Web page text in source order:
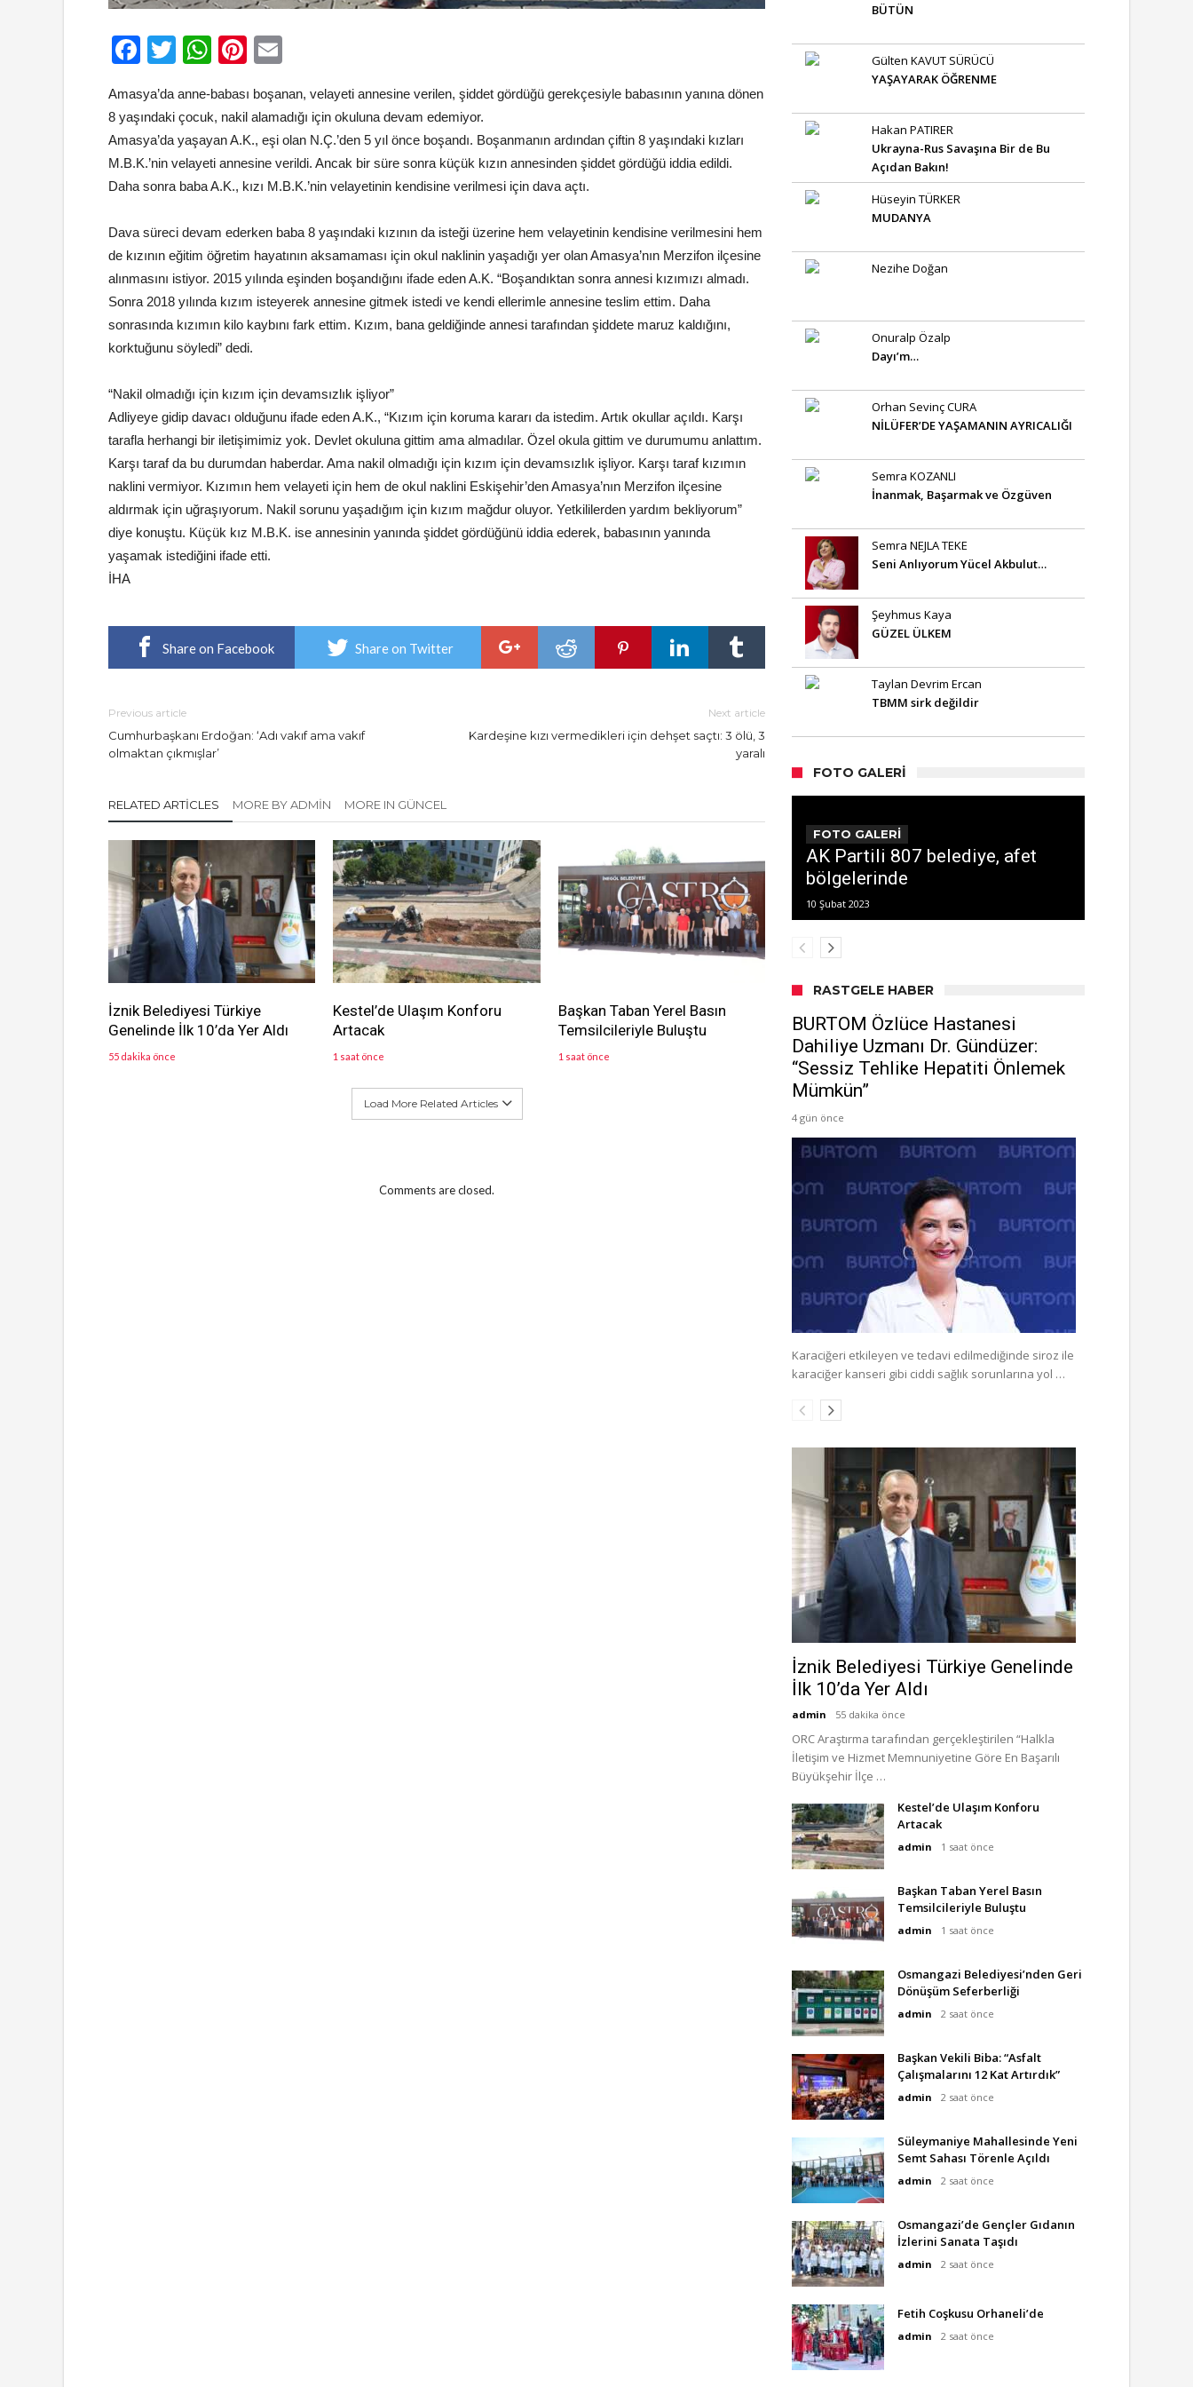
Facebook
TwitterWhatsApp
Pinterest
Amasya’da anne-babası boşanan, velayeti annesine verilen, şiddet gördüğü gerekçesiyle babasının yanına dönen
8 yaşındaki çocuk, nakil alamadığı için okuluna devam edemiyor.
Amasya’da yaşayan A.K., eşi olan N.Ç.’den 5 yıl önce boşandı. Boşanmanın ardından çiftin 8 yaşındaki kızları
M.B.K.’nin velayeti annesine verildi. Ancak bir süre sonra küçük kızın annesinden şiddet gördüğü iddia edildi.
Daha sonra baba A.K., kızı M.B.K.’nin velayetinin kendisine verilmesi için dava açtı.
Dava süreci devam ederken baba 8 yaşındaki kızının da isteği üzerine hem velayetinin kendisine verilmesini hem
de kızının eğitim öğretim hayatının aksamaması için okul naklinin yaşadığı yer olan Amasya’nın Merzifon ilçesine
alınmasını istiyor. 2015 yılında eşinden boşandığını ifade eden A.K. “Boşandıktan sonra annesi kızımızı almadı.
Sonra 2018 yılında kızım isteyerek annesine gitmek istedi ve kendi ellerimle annesine teslim ettim. Daha
sonrasında kızımın kilo kaybını fark ettim. Kızım, bana geldiğinde annesi tarafından şiddete maruz kaldığını,
korktuğunu söyledi” dedi.
“Nakil olmadığı için kızım için devamsızlık işliyor”
Adliyeye gidip davacı olduğunu ifade eden A.K., “Kızım için koruma kararı da istedim. Artık okullar açıldı. Karşı
tarafla herhangi bir iletişimimiz yok. Devlet okuluna gittim ama almadılar. Özel okula gittim ve durumumu anlattım.
Karşı taraf da bu durumdan haberdar. Ama nakil olmadığı için kızım için devamsızlık işliyor. Karşı taraf kızımın
naklini vermiyor. Kızımın hem velayeti için hem de okul naklini Eskişehir’den Amasya’nın Merzifon ilçesine
aldırmak için uğraşıyorum. Nakil sorunu yaşadığım için kızım mağdur oluyor. Yetkililerden yardım bekliyorum”
diye konuştu. Küçük kız M.B.K. ise annesinin yanında şiddet gördüğünü iddia ederek, babasının yanında
yaşamak istediğini ifade etti.
İHA
Share on Facebook Share on Twitter
Previous article
Cumhurbaşkanı Erdoğan: ‘Adı vakıf ama vakıf
olmaktan çıkmışlar’
Next article
Kardeşine kızı vermedikleri için dehşet saçtı: 3 ölü, 3
yaralı
RELATED ARTICLES MORE BY ADMIN MORE IN GÜNCEL
İznik Belediyesi Türkiye
Genelinde İlk 10’da Yer Aldı
55 dakika önce
Kestel’de Ulaşım Konforu
Artacak
1 saat önce
Başkan Taban Yerel Basın
Temsilcileriyle Buluştu
1 saat önce
Load More Related Articles
Comments are closed.
BÜTÜN
Gülten KAVUT SÜRÜCÜ
YAŞAYARAK ÖĞRENME
Hakan PATIRER
Ukrayna-Rus Savaşına Bir de Bu
Açıdan Bakın!
Hüseyin TÜRKER
MUDANYA
Nezihe Doğan
Onuralp Özalp
Dayı’m…
Orhan Sevinç CURA
NİLÜFER’DE YAŞAMANIN AYRICALIĞI
Semra KOZANLI
İnanmak, Başarmak ve Özgüven
Semra NEJLA TEKE
Seni Anlıyorum Yücel Akbulut…
Şeyhmus Kaya
GÜZEL ÜLKEM
Taylan Devrim Ercan
TBMM sirk değildir
FOTO GALERI
FOTO GALERİ
AK Partili 807 belediye, afet
bölgelerinde
10 Şubat 2023
RASTGELE HABER
BURTOM Özlüce Hastanesi
Dahiliye Uzmanı Dr. Gündüzer:
“Sessiz Tehlike Hepatiti Önlemek
Mümkün”
4 gün önce
Karaciğeri etkileyen ve tedavi edilmediğinde siroz ile
karaciğer kanseri gibi ciddi sağlık sorunlarına yol …
İznik Belediyesi Türkiye Genelinde
İlk 10’da Yer Aldı
admin 55 dakika önce
ORC Araştırma tarafından gerçekleştirilen “Halkla
İletişim ve Hizmet Memnuniyetine Göre En Başarılı
Büyükşehir İlçe …
Kestel’de Ulaşım Konforu
Artacak
admin 1 saat önce
Başkan Taban Yerel Basın
Temsilcileriyle Buluştu
admin 1 saat önce
Osmangazi Belediyesi’nden Geri
Dönüşüm Seferberliği
admin 2 saat önce
Başkan Vekili Biba: “Asfalt
Çalışmalarını 12 Kat Artırdık”
admin 2 saat önce
Süleymaniye Mahallesinde Yeni
Semt Sahası Törenle Açıldı
admin 2 saat önce
Osmangazi’de Gençler Gıdanın
İzlerini Sanata Taşıdı
admin 2 saat önce
Fetih Coşkusu Orhaneli’de
admin 2 saat önce